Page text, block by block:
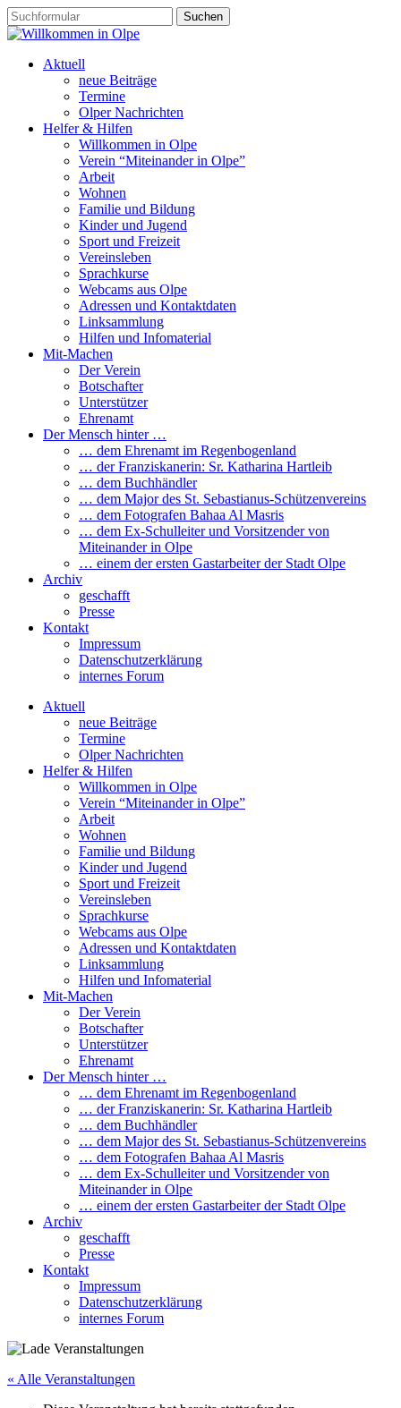
Aktuell
neue Beiträge
Termine
Olper Nachrichten
Helfer & Hilfen
Willkommen in Olpe
Verein “Miteinander in Olpe”
Arbeit
Wohnen
Familie und Bildung
Kinder und Jugend
Sport und Freizeit
Vereinsleben
Sprachkurse
Webcams aus Olpe
Adressen und Kontaktdaten
Linksammlung
Hilfen und Infomaterial
Mit-Machen
Der Verein
Botschafter
Unterstützer
Ehrenamt
Der Mensch hinter …
… dem Ehrenamt im Regenbogenland
… der Franziskanerin: Sr. Katharina Hartleib
… dem Buchhändler
… dem Major des St. Sebastianus-Schützenvereins
… dem Fotografen Bahaa Al Masris
… dem Ex-Schulleiter und Vorsitzender von
Miteinander in Olpe
… einem der ersten Gastarbeiter der Stadt Olpe
Archiv
geschafft
Presse
Kontakt
Impressum
Datenschutzerklärung
internes Forum
Aktuell
neue Beiträge
Termine
Olper Nachrichten
Helfer & Hilfen
Willkommen in Olpe
Verein “Miteinander in Olpe”
Arbeit
Wohnen
Familie und Bildung
Kinder und Jugend
Sport und Freizeit
Vereinsleben
Sprachkurse
Webcams aus Olpe
Adressen und Kontaktdaten
Linksammlung
Hilfen und Infomaterial
Mit-Machen
Der Verein
Botschafter
Unterstützer
Ehrenamt
Der Mensch hinter …
… dem Ehrenamt im Regenbogenland
… der Franziskanerin: Sr. Katharina Hartleib
… dem Buchhändler
… dem Major des St. Sebastianus-Schützenvereins
… dem Fotografen Bahaa Al Masris
… dem Ex-Schulleiter und Vorsitzender von
Miteinander in Olpe
… einem der ersten Gastarbeiter der Stadt Olpe
Archiv
geschafft
Presse
Kontakt
Impressum
Datenschutzerklärung
internes Forum
« Alle Veranstaltungen